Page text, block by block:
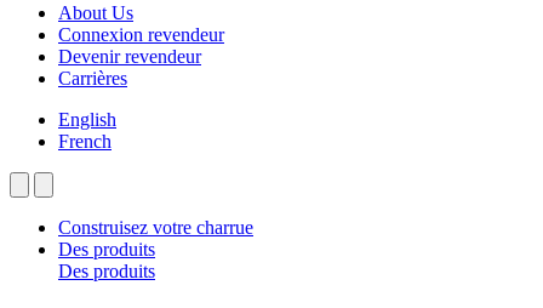
About Us
Connexion revendeur
Devenir revendeur
Carrières
English
French
Construisez votre charrue
Des produits
Des produits